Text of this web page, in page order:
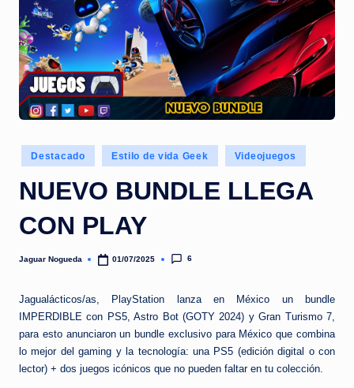
N
o
g
u
a
Publicado
en
Destacado Estilo de vida Geek Videojuegos
NUEVO BUNDLE LLEGA
CON PLAY
Publicado
Jaguar Nogueda 01/07/2025 6
Jagualácticos/as, PlayStation lanza en México un bundle
IMPERDIBLE con PS5, Astro Bot (GOTY 2024) y Gran Turismo 7,
para esto anunciaron un bundle exclusivo para México que combina
lo mejor del gaming y la tecnología: una PS5 (edición digital o con
lector) + dos juegos icónicos que no pueden faltar en tu colección.